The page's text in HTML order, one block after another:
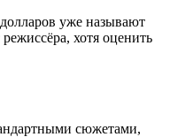
уже называют
хотя оценить
сюжетами,